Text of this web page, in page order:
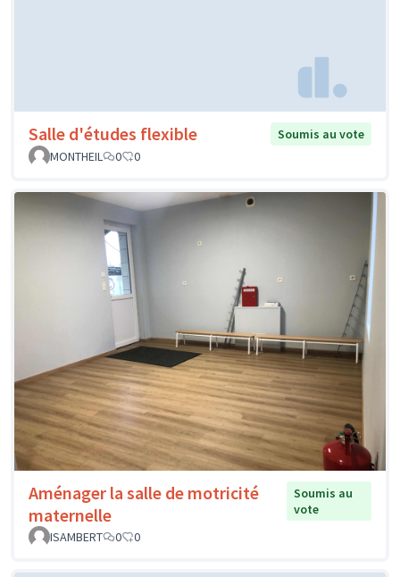
Salle d'études flexible
Soumis au vote
MONTHEIL
0 0
Aménager la salle de motricité
maternelle
Soumis au
vote
ISAMBERT
0 0